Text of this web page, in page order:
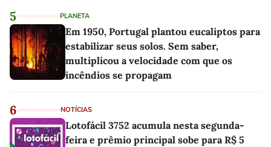
5 PLANETA
Em 1950, Portugal plantou eucaliptos para
estabilizar seus solos. Sem saber,
multiplicou a velocidade com que os
incêndios se propagam
6 NOTÍCIAS
Lotofácil 3752 acumula nesta segunda-
feira e prêmio principal sobe para R$ 5